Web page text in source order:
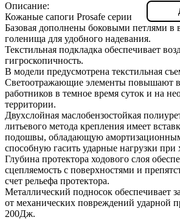
Описание:
Кожаные сапоги Prosafe серии
Базовая дополнены боковыми петлями в
голенища для удобного надевания.
Текстильная подкладка обеспечивает
гигроскопичность.
В модели предусмотрена текстильная
Светоотражающие элементы повышают
работников в темное время суток и на
территории.
Двухслойная маслобензостойкая
литьевого метода крепления имеет
подошвы, обладающую
способную гасить ударные нагрузки при
Глубина протектора ходового слоя
сцепляемость с поверхностями и
счет рельефа протектора.
Металлический подносок обеспечивает
от механических повреждений ударной
200Дж.